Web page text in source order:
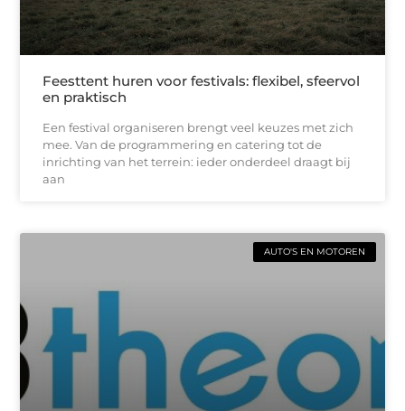
Feesttent huren voor festivals: flexibel, sfeervol
en praktisch
Een festival organiseren brengt veel keuzes met zich
mee. Van de programmering en catering tot de
inrichting van het terrein: ieder onderdeel draagt bij
aan
AUTO'S EN MOTOREN